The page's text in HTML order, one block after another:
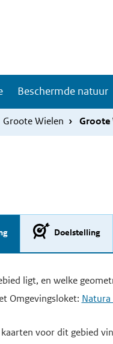
Beschermde natuur
Groote Wielen Groote
Doelstelling
ligt, en welke
Omgevingsloket:
voor dit gebied